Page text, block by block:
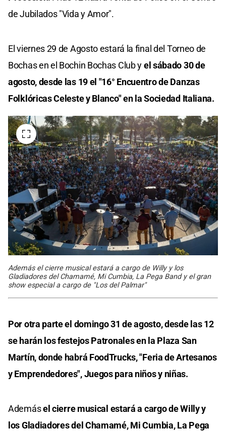
de Jubilados "Vida y Amor".
El viernes 29 de Agosto estará la final del Torneo de
Bochas en el Bochin Bochas Club yel sábado 30 de
agosto, desde las 19 el "16° Encuentro de Danzas
Folklóricas Celeste y Blanco" en la Sociedad Italiana.
Además el cierre musical estará a cargo de Willy y los
Gladiadores del Chamamé, Mi Cumbia, La Pega Band y el gran
show especial a cargo de "Los del Palmar"
Por otra parte el domingo 31 de agosto, desde las 12
se harán los festejos Patronales en la Plaza San
Martín, donde habrá FoodTrucks, "Feria de Artesanos
y Emprendedores", Juegos para niños y niñas.
Ademásel cierre musical estará a cargo de Willy y
los Gladiadores del Chamamé, Mi Cumbia, La Pega